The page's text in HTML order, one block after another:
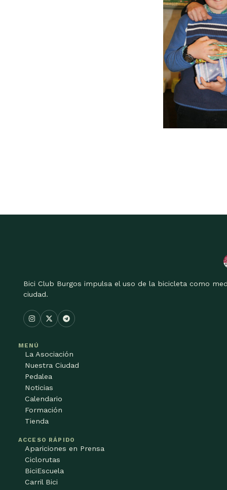
Bici Club Burgos impulsa el uso de la bicicleta como
ciudad.
MENÚ
La Asociación
Nuestra Ciudad
Pedalea
Noticias
Calendario
Formación
Tienda
ACCESO RÁPIDO
Apariciones en Prensa
Ciclorutas
BiciEscuela
Carril Bici